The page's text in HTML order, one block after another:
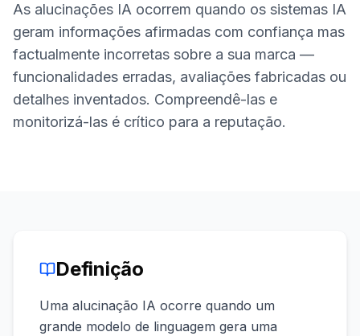
Rastreamento
de
concorrentes
de
palavras-
Preços
Agendar
demo
As alucinações IA ocorrem quando os sistemas IA
geram informações afirmadas com confiança mas
factualmente incorretas sobre a sua marca —
funcionalidades erradas, avaliações fabricadas ou
detalhes inventados. Compreendê-las e
monitorizá-las é crítico para a reputação.
Definição
Uma alucinação IA ocorre quando um
grande modelo de linguagem gera uma